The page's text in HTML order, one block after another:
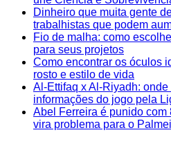
Dinheiro que muita gente
trabalhistas que podem
Fio de malha: como
para seus projetos
Como encontrar os óculos
rosto e estilo de vida
Al-Ettifaq x Al-Riyadh:
informações do jogo pela
Abel Ferreira é punido
vira problema para o